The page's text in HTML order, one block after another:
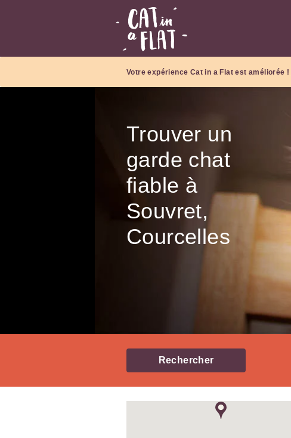
Votre expérience Cat in a Flat est améliorée !
Trouver un
garde chat
fiable à
Souvret,
Courcelles
Rechercher